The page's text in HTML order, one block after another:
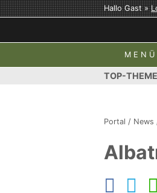
Hallo Gast »
MENÜ
TOP-
Portal / News